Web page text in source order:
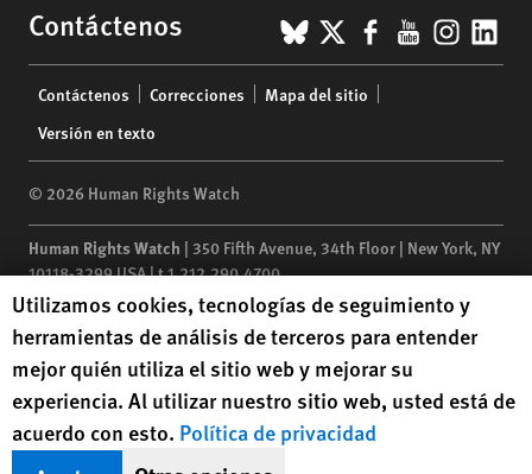
Contáctenos BlueSky
X Facebook
YouTube
menu
Contáctenos Correcciones
Mapa del sitio
Versión en texto
© 2026 Human Rights Watch
Human Rights Watch | 350 Fifth Avenue, 34th Floor | New York, NY
10118-3299USA|t1.212.290.4700
Human Rights Watchis a 501(C)(3) nonprofit registered in the US
under EIN: 13-2875808
Human Rights Watch cookie preferences
Utilizamos cookies, tecnologías de seguimiento y
herramientas de análisis de terceros para entender
mejor quién utiliza el sitio web y mejorar su
experiencia. Al utilizar nuestro sitio web, usted está de
acuerdo con esto. Política de privacidad